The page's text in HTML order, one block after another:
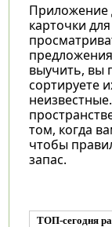
Приложение
карточки
выучить, вы
сортируете
том, когда
чтобы
запас.
ТОП-сегодня